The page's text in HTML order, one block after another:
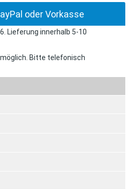
oder Vorkasse
Lieferung innerhalb 5-10
möglich. Bitte telefonisch